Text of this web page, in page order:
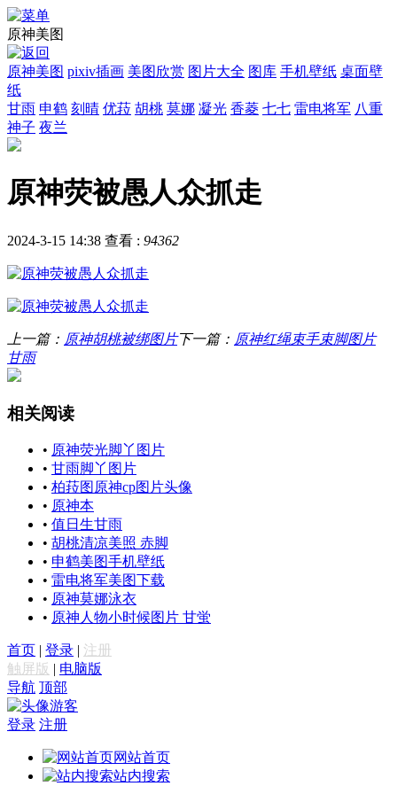
原神美图
原神美图 pixiv插画 美图欣赏 图片大全 图库 手机壁纸 桌面壁
纸
甘雨 申鹤 刻晴 优菈 胡桃 莫娜 凝光 香菱 七七 雷电将军 八重
神子 夜兰
原神荧被愚人众抓走
2024-3-15 14:38 查看 : 94362
上一篇： 原神胡桃被绑图片下一篇： 原神红绳束手束脚图片
甘雨
相关阅读
• 原神荧光脚丫图片
• 甘雨脚丫图片
• 柏菈图原神cp图片头像
• 原神本
• 值日生甘雨
• 胡桃清凉美照 赤脚
• 申鹤美图手机壁纸
• 雷电将军美图下载
• 原神莫娜泳衣
• 原神人物小时候图片 甘蛍
首页 | 登录 | 注册
触屏版 | 电脑版
导航 顶部
游客
登录 注册
网站首页
站内搜索